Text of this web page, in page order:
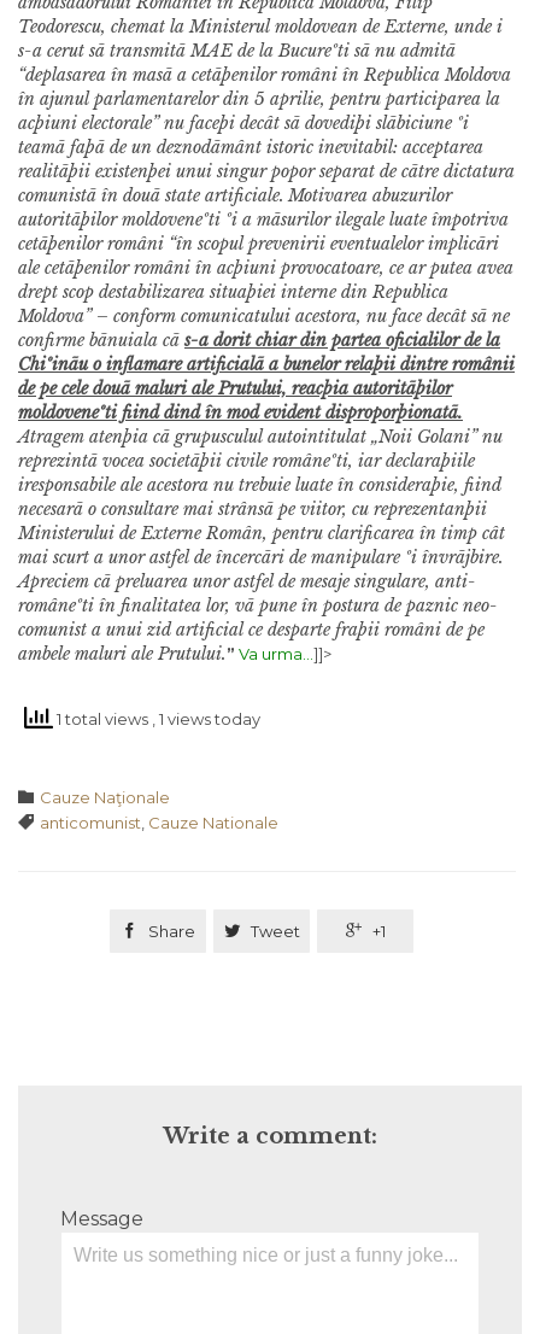
Teodorescu, chemat la Ministerul moldovean de Externe, unde i
s-a cerut sã transmitã MAE de la Bucureºti sã nu admitã
“deplasarea în masã a cetãþenilor români în Republica Moldova
în ajunul parlamentarelor din 5 aprilie, pentru participarea la
acþiuni electorale” nu faceþi decât sã dovediþi slãbiciune ºi
teamã faþã de un deznodãmânt istoric inevitabil: acceptarea
realitãþii existenþei unui singur popor separat de cãtre dictatura
comunistã în douã state artificiale. Motivarea abuzurilor
autoritãþilor moldoveneºti ºi a mãsurilor ilegale luate împotriva
cetãþenilor români “în scopul prevenirii eventualelor implicãri
ale cetãþenilor români în acþiuni provocatoare, ce ar putea avea
drept scop destabilizarea situaþiei interne din Republica
Moldova” – conform comunicatului acestora, nu face decât sã ne
confirme bãnuiala cãs-a dorit chiar din partea oficialilor de la
Chiºinãu o inflamare artificialã a bunelor relaþii dintre românii
de pe cele douã maluri ale Prutului, reacþia autoritãþilor
moldoveneºti fiind dind în mod evident disproporþionatã.
Atragem atenþia cã grupusculul autointitulat „Noii Golani” nu
reprezintã vocea societãþii civile româneºti, iar declaraþiile
iresponsabile ale acestora nu trebuie luate în consideraþie, fiind
necesarã o consultare mai strânsã pe viitor, cu reprezentanþii
Ministerului de Externe Român, pentru clarificarea în timp cât
mai scurt a unor astfel de încercãri de manipulare ºi învrãjbire.
Apreciem cã preluarea unor astfel de mesaje singulare, anti-
româneºti în finalitatea lor, vã pune în postura de paznic neo-
comunist a unui zid artificial ce desparte fraþii români de pe
ambele maluri ale Prutului.” Va urma… ]]>
1 total views , 1 views today
 Category
Cauze Naţionale
 Tags
anticomunist Cauze Nationale
 Share  Tweet  +1
Write a comment:
Message